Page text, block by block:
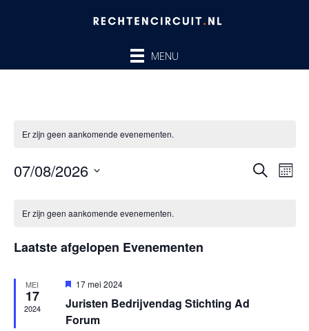
MENU
Er zijn geen aankomende evenementen.
ZOEKEN
07/08/2026
datum.
van
Er zijn geen aankomende evenementen.
Laatste afgelopen Evenementen
MEI
17
2024
Uitgelicht
17 mei 2024
Juristen Bedrijvendag Stichting Ad
Forum